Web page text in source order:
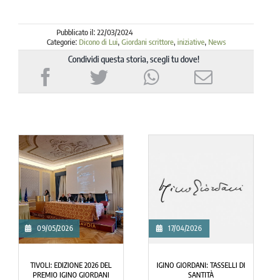
Pubblicato il: 22/03/2024
Categorie: Dicono di Lui,Giordani scrittore,iniziative, News
Condividi questa storia, scegli tu dove!
09/05/2026
TIVOLI: EDIZIONE 2026 DEL
PREMIO IGINO GIORDANI
17/04/2026
IGINO GIORDANI: TASSELLI DI
SANTITÀ